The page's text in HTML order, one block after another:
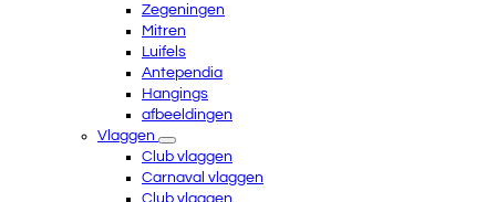
Zegeningen
Mitren
Luifels
Antependia
Hangings
afbeeldingen
Vlaggen
Club vlaggen
Carnaval vlaggen
Club vlaggen